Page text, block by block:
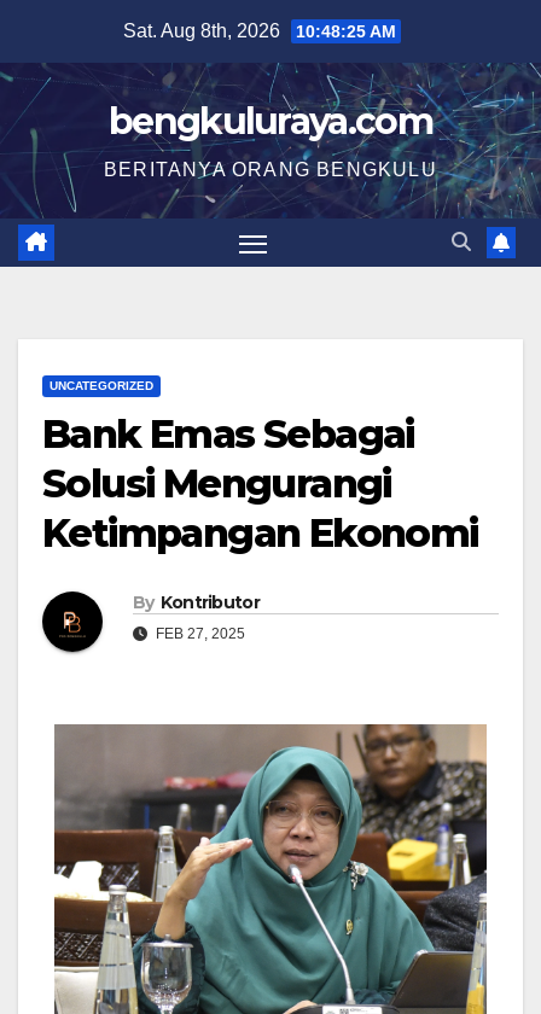
content
Sat. Aug 8th, 2026 10:48:26 AM
bengkuluraya.com
BERITANYA ORANG BENGKULU
UNCATEGORIZED
Bank Emas Sebagai
Solusi Mengurangi
Ketimpangan Ekonomi
By Kontributor
FEB 27, 2025